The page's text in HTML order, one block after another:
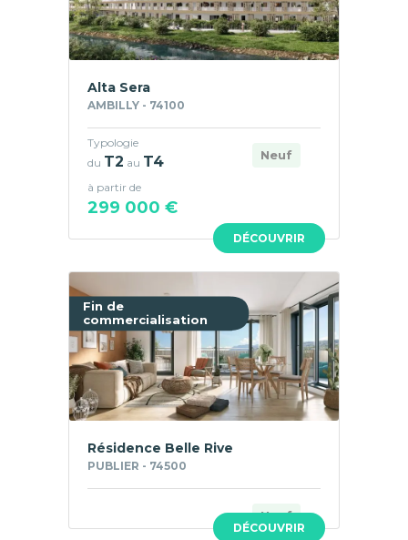
DÉCOUVRIR
Alta Sera
AMBILLY - 74100
Neuf
Typologie
du T2 au T4
à partir de
299 000 €
Fin de
commercialisation
DÉCOUVRIR
Résidence Belle Rive
PUBLIER - 74500
Neuf